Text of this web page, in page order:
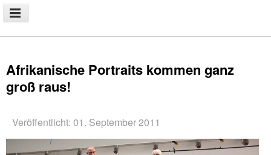
PHOTOGRAPHY
AFRICAN NOMADS
SHOP
WALLHANGING
Afrikanische Portraits kommen ganz
groß raus!
Veröffentlicht: 01. September 2011